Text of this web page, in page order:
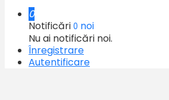
0
Notificări 0 noi
Nu ai notificări noi.
Înregistrare
Autentificare